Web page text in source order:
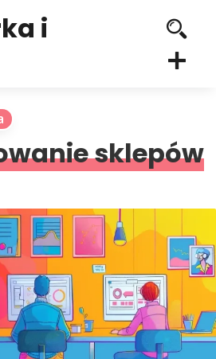
i
sklepów